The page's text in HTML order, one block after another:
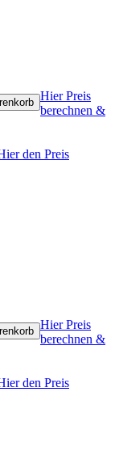
Hier Preis
berechnen &
Hier Preis
berechnen &